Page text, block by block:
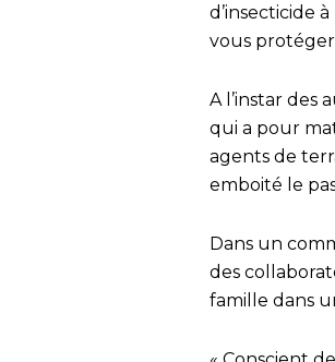
d’insecticide
vous
A l’instar des
qui a pour
agents de
emboité le
Dans un
des
famille dans